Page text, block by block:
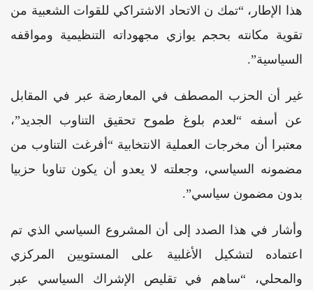
هذا الإطار، “تمك ن الاتحاد الاشتراكي للقوات الشعبية من
تقوية مكانته بحجم يوازي مجهوداته التنظيمية ومواقفه
السياسية”.
غير أن الحزب المصطف في المعارضة عبر في المقابل
عن أسفه “لعدم بلوغ طموح تحقيق التناوب الجديد”،
معتبرا أن مخرجات العملية الانتخابية “أفرغت التناوب من
مضمونه السياسي، وجعلته لا يعدو أن يكون تناوبا حزبيا
بدون مضمون سياسي”.
وأشار في هذا الصدد إلى أن المشروع السياسي الذي تم
اعتماده لتشكيل الأغلبية على المستويين المركزي
والمحلي، “ساهم في تقليص الإشراك السياسي عبر